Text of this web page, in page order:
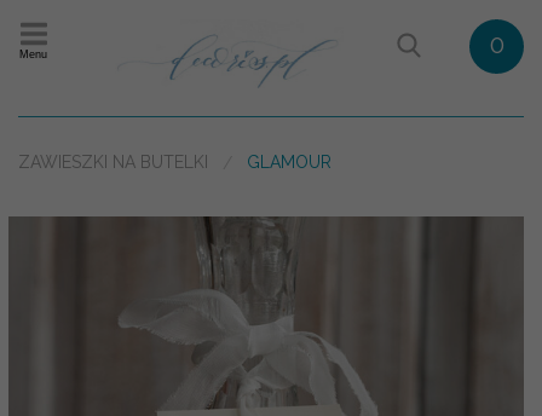
Menu 0
ZAWIESZKI NA BUTELKI GLAMOUR